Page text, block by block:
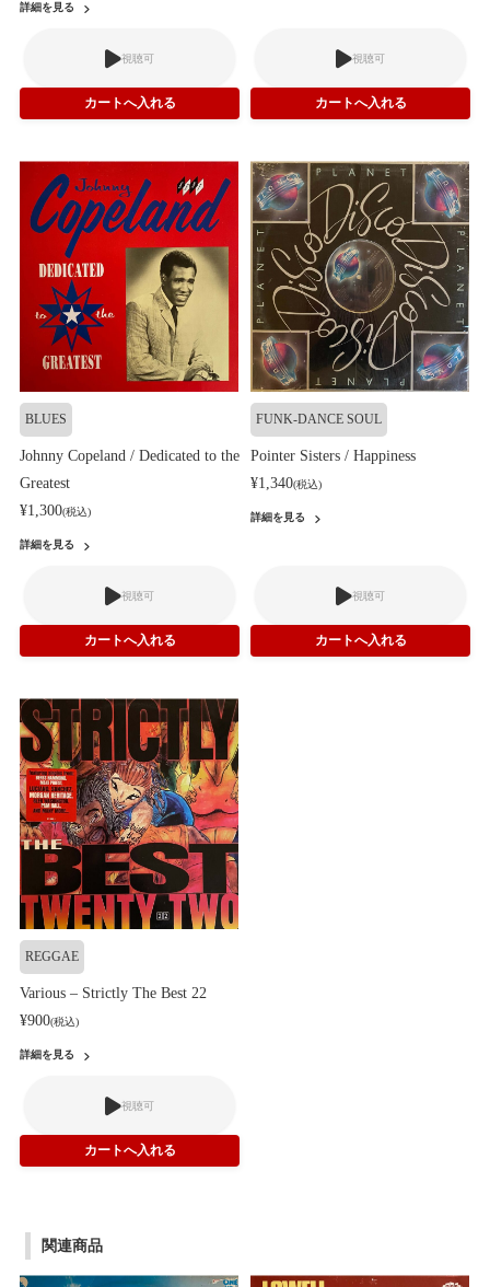
詳細を見る
視聴可 視聴可
BLUES
Johnny Copeland / Dedicated to the
Greatest
¥1,300(税込)
詳細を見る
視聴可
FUNK-DANCE SOUL
Pointer Sisters / Happiness
¥1,340(税込)
詳細を見る
視聴可
REGGAE
Various – Strictly The Best 22
¥900(税込)
詳細を見る
視聴可
関連商品